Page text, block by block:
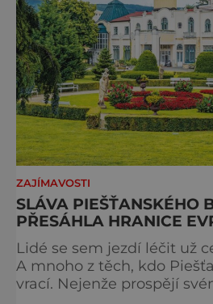
ZAJÍMAVOSTI
SLÁVA PIEŠŤANSKÉHO
PŘESÁHLA HRANICE
Lidé se sem jezdí léčit už
A mnoho z těch, kdo
vrací. Nejenže prospějí